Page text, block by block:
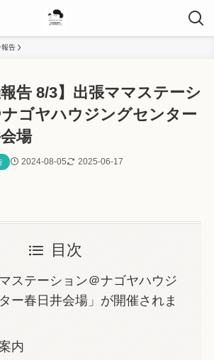
報告
報告 8/3】出張ママステーシ
ナゴヤハウジングセンター
場
2024-08-05 2025-06-17
目次
マステーション＠ナゴヤハウジ
ー春日井会場」が開催されま
内